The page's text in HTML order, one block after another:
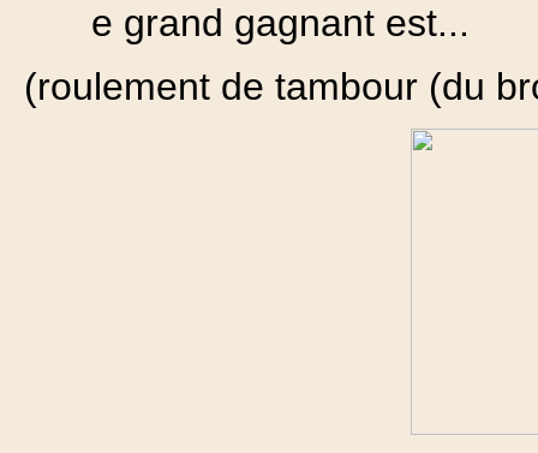
e grand gagnant est...
(roulement de tambour (du